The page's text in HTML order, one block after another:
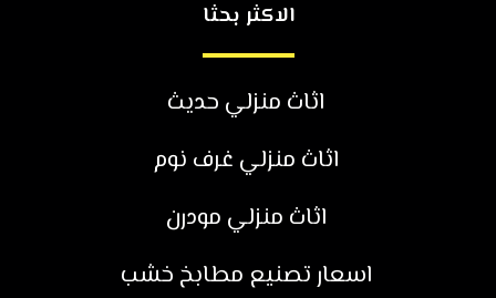
الاكثر بحثا
اثاث منزلي حديث
اثاث منزلي غرف نوم
اثاث منزلي مودرن
اسعار تصنيع مطابخ خشب